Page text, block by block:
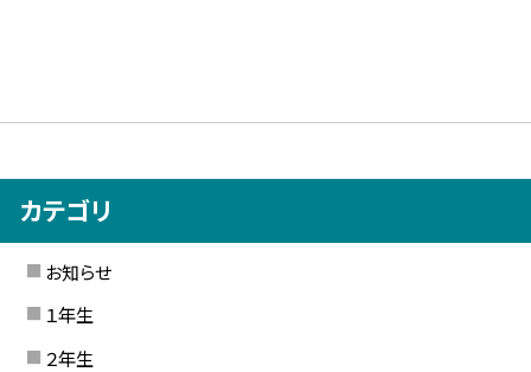
カテゴリ
お知らせ
１年生
２年生